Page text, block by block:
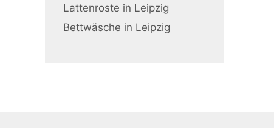
Lattenroste in Leipzig
Bettwäsche in Leipzig